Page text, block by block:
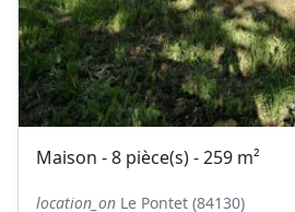
Maison - 8 pièce(s) - 259 m²
location_on Le Pontet (84130)